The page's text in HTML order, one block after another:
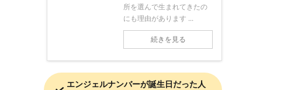
所を選んで生まれてきたの
にも理由があります ...
続きを見る
エンジェルナンバーが誕生日だった人